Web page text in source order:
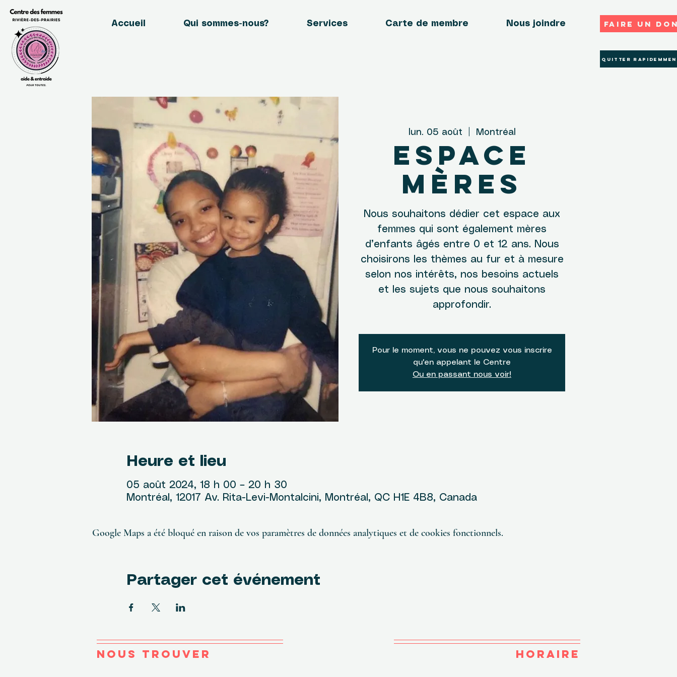
Accueil Qui sommes-nous? Services Carte de membre Nous joindre Faire un
Quitter
lun. 05 août Montréal
Espace
Mères
Nous souhaitons dédier cet espace aux
femmes qui sont également mères
d’enfants âgés entre 0 et 12 ans. Nous
choisirons les thèmes au fur et à mesure
selon nos intérêts, nos besoins actuels
et les sujets que nous souhaitons
approfondir.
Pour le moment, vous ne pouvez vous inscrire
qu'en appelant le Centre
Ou en passant nous voir!
Heure et lieu
05 août 2024, 18 h 00 – 20 h 30
Montréal, 12017 Av. Rita-Levi-Montalcini, Montréal, QC H1E 4B8, Canada
Google Maps a été bloqué en raison de vos paramètres de données analytiques et de cookies fonctionnels.
Partager cet événement
NOUS TROUVER HORAIRE